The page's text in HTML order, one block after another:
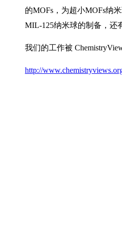
的MOFs ，为超小MOFs纳
MIL-125纳米球的制备，还
我们的工作被
http://